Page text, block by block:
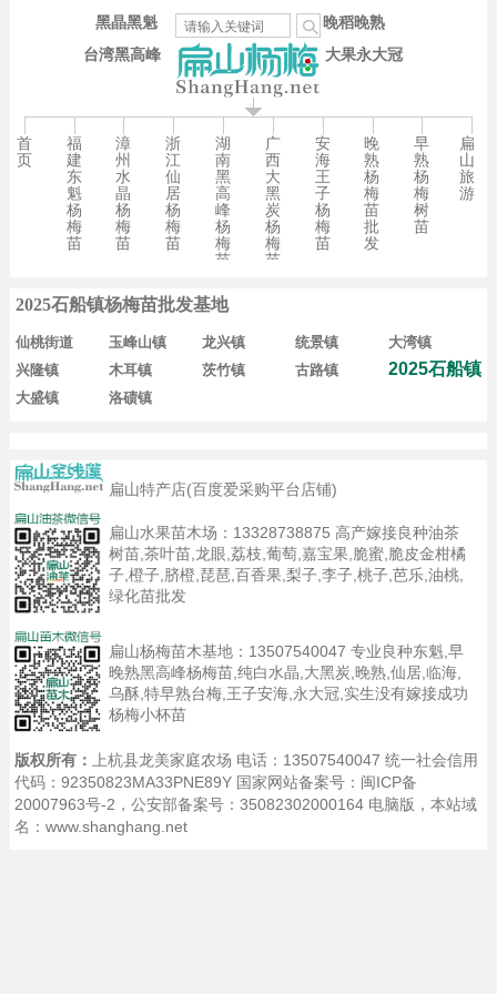
台湾黑高峰
晚稻晚熟
大果永大冠
黑晶黑魁
首
页
福
建
东
魁
杨
梅
苗
漳
州
水
晶
杨
梅
苗
浙
江
仙
居
杨
梅
苗
湖
南
黑
高
峰
杨
梅
苗
广
西
大
黑
炭
杨
梅
苗
安
海
王
子
杨
梅
苗
晚
熟
杨
梅
苗
批
发
早
熟
杨
梅
树
苗
扁
山
旅
游
2025石船镇杨梅苗批发基地
仙桃街道 玉峰山镇 龙兴镇 统景镇
大湾镇
兴隆镇
木耳镇 茨竹镇 古路镇 2025石船镇
大盛镇 洛碛镇
扁山特产店(百度爱采购平台店铺)
扁山水果苗木场： 13328738875 高产嫁接良种油茶
树苗,茶叶苗,龙眼,荔枝,葡萄,嘉宝果,脆蜜,脆皮金柑橘
子,橙子,脐橙,琵琶,百香果,梨子,李子,桃子,芭乐,油桃,
绿化苗批发
扁山杨梅苗木基地： 13507540047 专业良种东魁,早
晚熟黑高峰杨梅苗,纯白水晶,大黑炭,晚熟,仙居,临海,
乌酥,特早熟台梅,王子安海,永大冠,实生没有嫁接成功
杨梅小杯苗
版权所有：
上杭县龙美家庭农场 电话：13507540047 统一社会信用
代码：92350823MA33PNE89Y 国家网站备案号： 闽ICP备
20007963号-2 ，公安部备案号：35082302000164 电脑版 ，本站域
名：www.shanghang.net